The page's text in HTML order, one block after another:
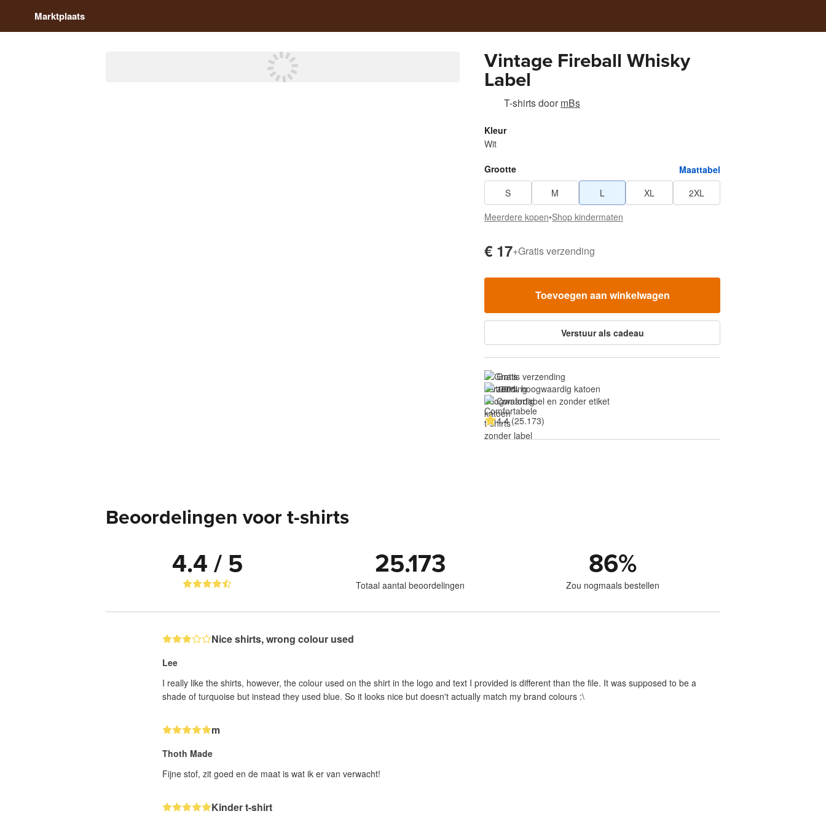
Marktplaats
Vintage Fireball Whisky
Label
T-shirtsdoor mBs
Kleur
Wit
Grootte
Maattabel
S
M L XL
2XL
Meerdere kopen•Shop kindermaten
€ 17+Gratis verzending
Toevoegen aan winkelwagen
Verstuur als cadeau
Gratis verzending
100% hoogwaardig katoen
Comfortabel en zonder etiket
4.4 (25.173)
Beoordelingen voor t-shirts
4.4 / 5 25.173
Totaal aantal beoordelingen
86%
Zou nogmaals bestellen
Nice shirts, wrong colour used
Lee
I really like the shirts, however, the colour used on the shirt in the logo and text I provided is different than the file. It was supposed to be a
shade of turquoise but instead they used blue. So it looks nice but doesn't actually match my brand colours :\
m
Thoth Made
Fijne stof, zit goed en de maat is wat ik er van verwacht!
Kinder t-shirt